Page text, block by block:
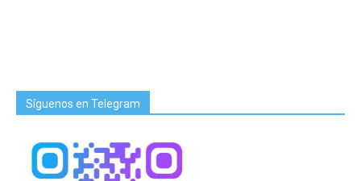
Síguenos en Telegram